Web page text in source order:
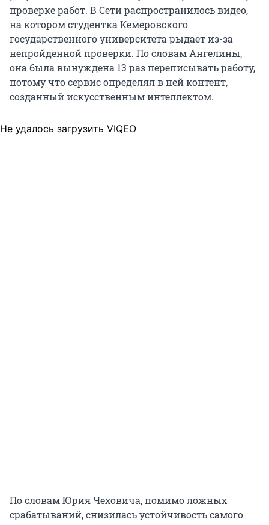
проверке работ. В Сети распространилось видео,
на котором студентка Кемеровского
государственного университета рыдает из-за
непройденной проверки. По словам Ангелины,
она была вынуждена 13 раз переписывать работу,
потому что сервис определял в ней контент,
созданный искусственным интеллектом.
Не удалось загрузить VIQEO
По словам Юрия Чеховича, помимо ложных
срабатываний, снизилась устойчивость самого